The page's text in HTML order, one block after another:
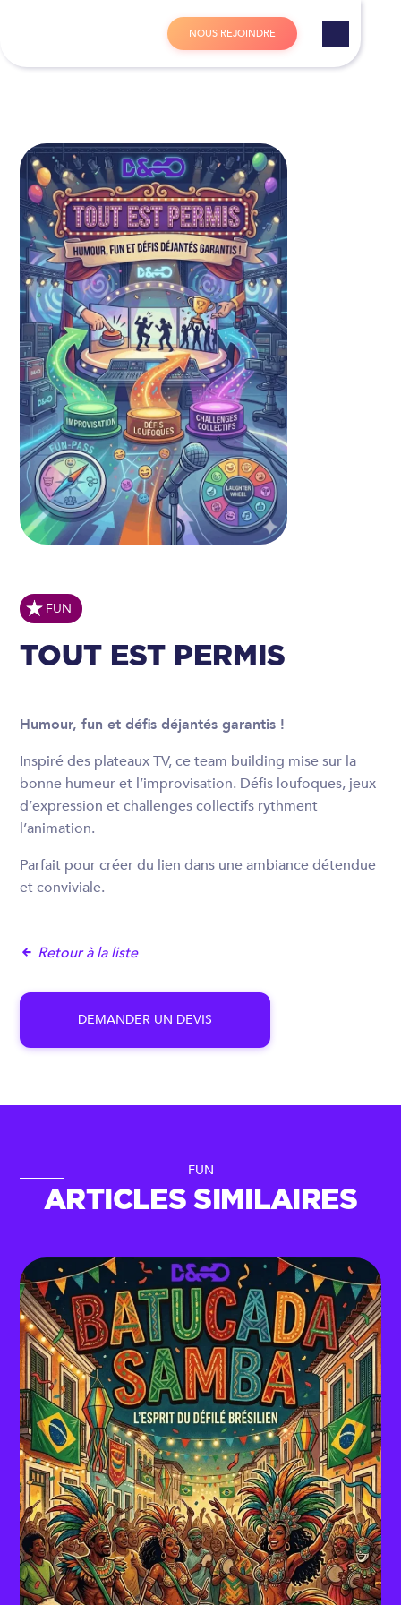
NOUS REJOINDRE
TOUT EST PERMIS
FUN
Humour, fun et défis déjantés garantis !
Inspiré des plateaux TV, ce team building mise sur la
bonne humeur et l’improvisation. Défis loufoques, jeux
d’expression et challenges collectifs rythment
l’animation.
Parfait pour créer du lien dans une ambiance détendue
et conviviale.
Retour à la liste
DEMANDER UN DEVIS
FUN
ARTICLES SIMILAIRES